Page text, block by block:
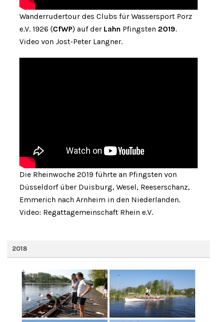
Wanderrudertour des Clubs für Wassersport Porz
e.V. 1926 (CfWP) auf der Lahn Pfingsten 2019.
Video von Jost-Peter Langner.
Die Rheinwoche 2019 führte an Pfingsten von
Düsseldorf über Duisburg, Wesel, Reeserschanz,
Emmerich nach Arnheim in den Niederlanden.
Video: Regattagemeinschaft Rhein e.V.
2018